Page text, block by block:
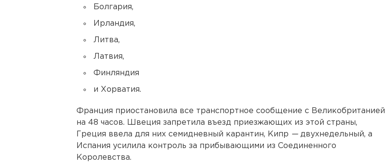
Болгария,
Ирландия,
Литва,
Латвия,
Финляндия
и Хорватия.
Франция приостановила все транспортное сообщение с Великобританией
на 48 часов. Швеция запретила въезд приезжающих из этой страны,
Греция ввела для них семидневный карантин, Кипр —двухнедельный, а
Испания усилила контроль за прибывающими из Соединенного
Королевства.